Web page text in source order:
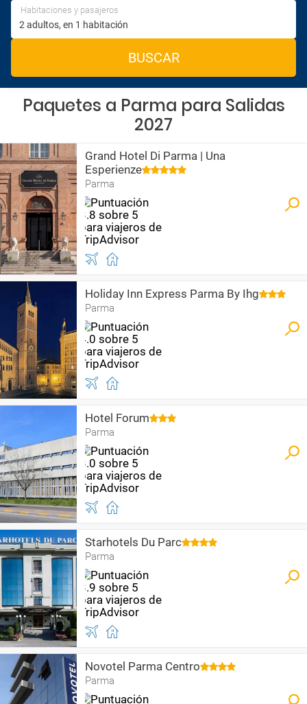
Habitaciones y pasajeros
BUSCAR
Paquetes a Parma para Salidas
2027
Grand Hotel Di Parma | Una
Esperienze
Parma
Holiday Inn Express Parma By Ihg
Parma
Hotel Forum
Parma
Starhotels Du Parc
Parma
Novotel Parma Centro
Parma